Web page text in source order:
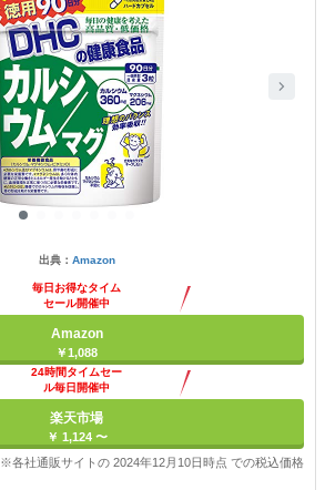
出典： Amazon
毎日お得なタイム
セール開催中
Amazon
￥1,088
24時間タイムセー
ル毎日開催中
楽天市場
￥ 1,124 〜
※各社通販サイトの 2024年12月10日時点 での税込価格